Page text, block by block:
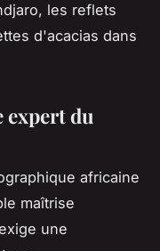
les reflets
d'acacias dans
expert du
africaine
maîtrise
une